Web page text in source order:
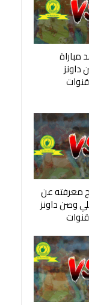
داونز
معرفته عن
وصن داونز